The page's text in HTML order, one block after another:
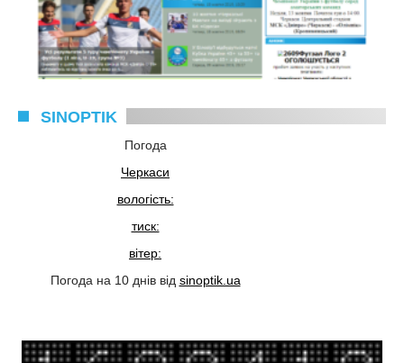
SINOPTIK
Погода
Черкаси
вологість:
тиск:
вітер:
Погода на 10 днів від sinoptik.ua